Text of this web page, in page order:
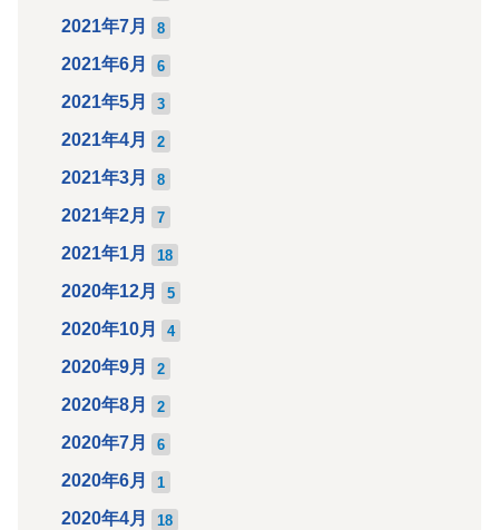
2021年7月 8
2021年6月 6
2021年5月 3
2021年4月 2
2021年3月 8
2021年2月 7
2021年1月 18
2020年12月 5
2020年10月 4
2020年9月 2
2020年8月 2
2020年7月 6
2020年6月 1
2020年4月 18